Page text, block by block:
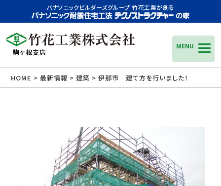
パナソニックビルダーズグループ 竹花工業が創る
駒ヶ根支店
MENU
HOME >最新情報 >建築 > 伊那市 建て方を行いました！